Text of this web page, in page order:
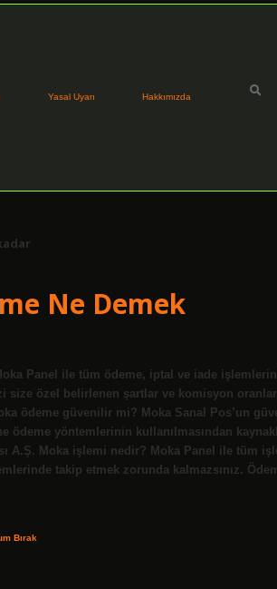
Yasal Uyarı Hakkımızda
Ne Demek
Panel ile tüm ödeme, iptal ve iade
özel belirlenen şartlar ve komisyon
ödeme güvenilir mi? Moka Sanal Pos’un
ödeme yöntemlerinin kullanılmasından
A.Ş. Moka işlemi nedir? Moka Panel ile tüm
takip etmek zorunda kalmazsınız.
Bırak